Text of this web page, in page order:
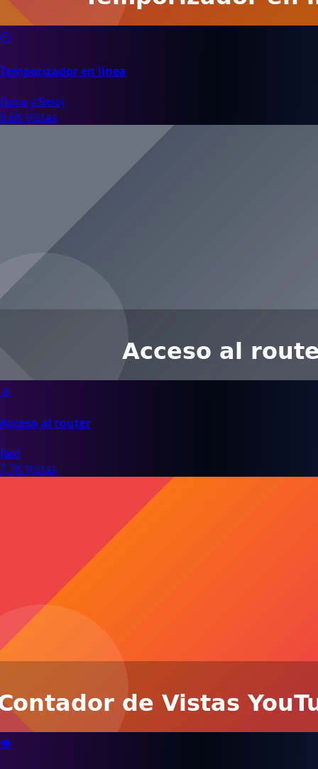
⏲️
Temporizador en línea
Hora y Reloj
9.6K Vistas
📡
Acceso al router
Red
7.7K Vistas
👁️